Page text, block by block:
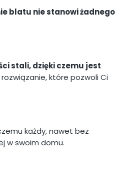
blatu nie stanowi żadnego
stali, dzięki czemu jest
rozwiązanie, które pozwoli Ci
każdy, nawet bez
w swoim domu.